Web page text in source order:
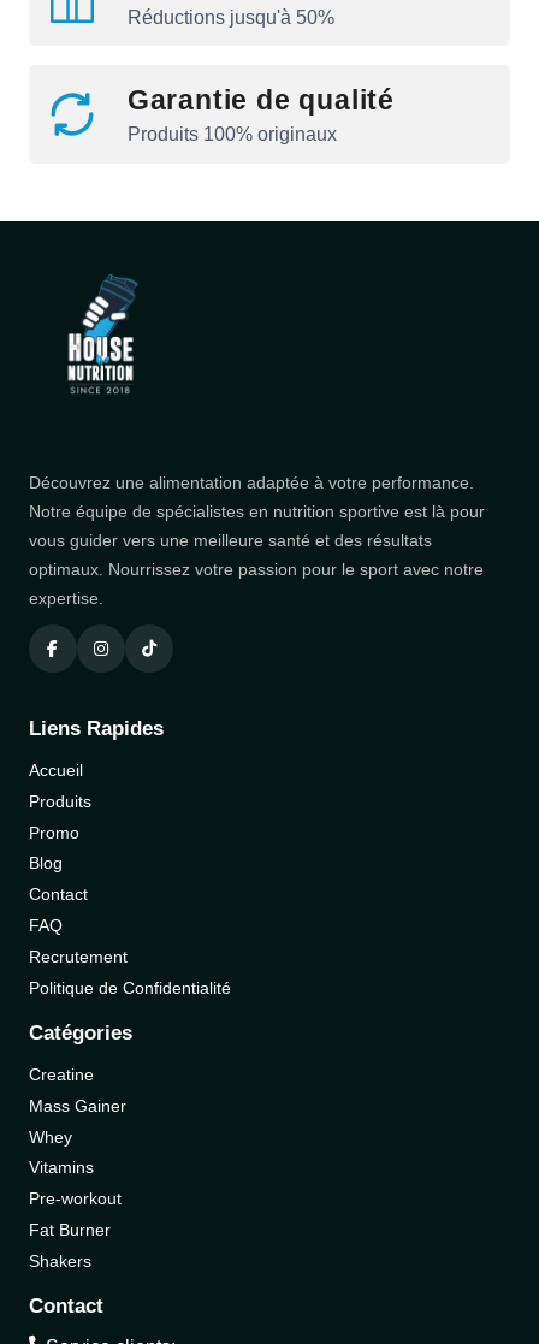
Réductions jusqu'à 50%
Garantie de qualité
Produits 100% originaux
Découvrez une alimentation adaptée à votre performance.
Notre équipe de spécialistes en nutrition sportive est là pour
vous guider vers une meilleure santé et des résultats
optimaux. Nourrissez votre passion pour le sport avec notre
expertise.
Liens Rapides
Accueil
Produits
Promo
Blog
Contact
FAQ
Recrutement
Politique de Confidentialité
Catégories
Creatine
Mass Gainer
Whey
Vitamins
Pre-workout
Fat Burner
Shakers
Contact